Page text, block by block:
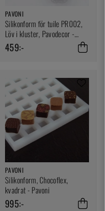
PAVONI
Silikonform för tuile PR002,
Löv i kluster, Pavodecor -
Pavoni
459:-
PAVONI
Silikonform, Chocoflex,
kvadrat - Pavoni
995:-